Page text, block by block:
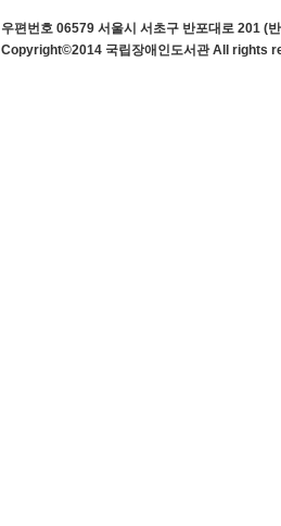
우편번호 06579 서울시 서초구 반포대로 201 (
Copyright©2014 국립장애인도서관 All rights